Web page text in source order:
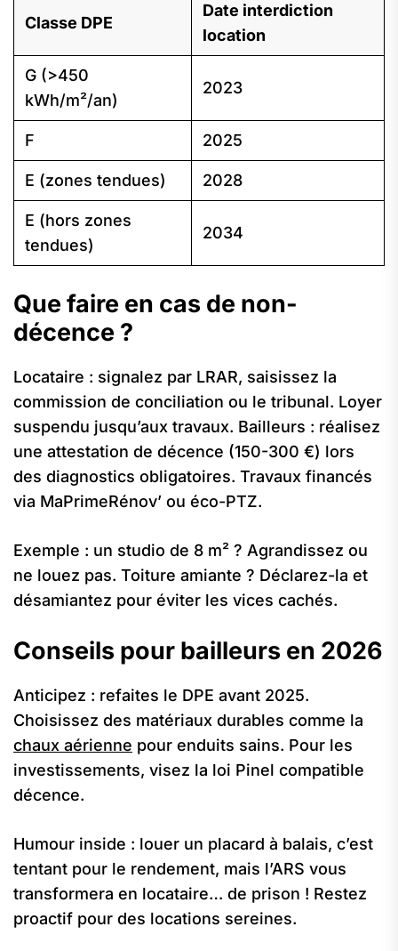
Classe DPE
Date interdiction
location
G (>450
kWh/m²/an)
2023
F 2025
E (zones tendues) 2028
E (hors zones
tendues)
2034
Que faire en cas de non-
décence ?
Locataire : signalez par LRAR, saisissez la
commission de conciliation ou le tribunal. Loyer
suspendu jusqu’aux travaux. Bailleurs : réalisez
une attestation de décence (150-300 €) lors
des diagnostics obligatoires. Travaux financés
via MaPrimeRénov’ ou éco-PTZ.
Exemple : un studio de 8 m² ? Agrandissez ou
ne louez pas. Toiture amiante ? Déclarez-la et
désamiantez pour éviter les vices cachés.
Conseils pour bailleurs en 2026
Anticipez : refaites le DPE avant 2025.
Choisissez des matériaux durables comme la
chaux aérienne pour enduits sains. Pour les
investissements, visez la loi Pinel compatible
décence.
Humour inside : louer un placard à balais, c’est
tentant pour le rendement, mais l’ARS vous
transformera en locataire… de prison ! Restez
proactif pour des locations sereines.